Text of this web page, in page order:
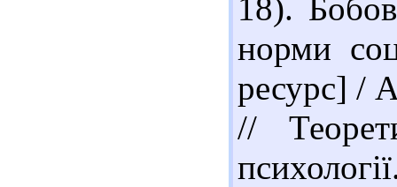
18).
норми
ресурс] /
//